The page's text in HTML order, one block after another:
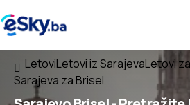
LetoviLetovi iz SarajevaLetovi
Sarajeva za Brisel